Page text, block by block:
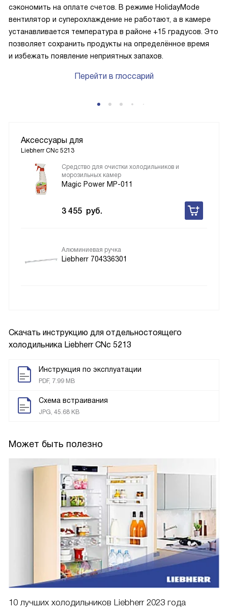
Скачать инструкцию для отдельностоящего
холодильника Liebherr CNc 5213
Инструкция по эксплуатации
PDF, 7.99 MB
Схема встраивания
JPG, 45.68 KB
Может быть полезно
10 лучших холодильников Liebherr 2023 года
сэкономить на оплате счетов. В режиме HolidayMode
вентилятор и суперохлаждение не работают, а в камере
устанавливается температура в районе +15 градусов. Это
позволяет сохранить продукты на определённое время
и избежать появление неприятных запахов.
Перейти в глоссарий
Аксессуары для
Liebherr CNc 5213
Средство для очистки холодильников и
морозильных камер
Magic Power MP-011
3 455 руб.
Алюминиевая ручка
Liebherr 704336301